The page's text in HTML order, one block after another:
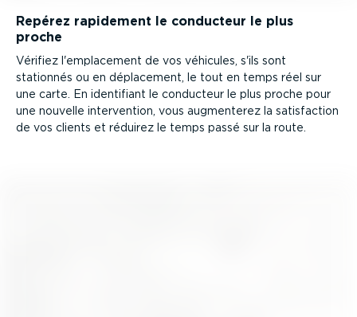
Repérez rapidement le conducteur le plus
proche
Vérifiez l'emplacement de vos véhicules, s'ils sont
stationnés ou en déplacement, le tout en temps réel sur
une carte. En identifiant le conducteur le plus proche pour
une nouvelle inter­vention, vous augmenterez la satis­faction
de vos clients et réduirez le temps passé sur la route.